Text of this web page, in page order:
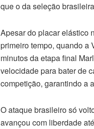
que o da seleção
Apesar do placar elástico
primeiro tempo, quando a
minutos da etapa final
velocidade para bater de
competição, garantindo a
O ataque brasileiro só
avançou com liberdade